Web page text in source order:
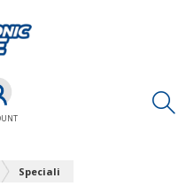
Speciali